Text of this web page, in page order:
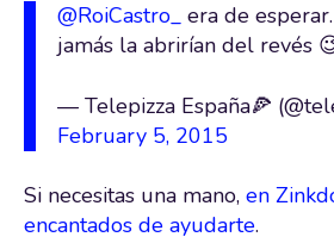
@RoiCastro_ era de
jamás la abrirían del revés
— Telepizza España🍕
February 5, 2015
Si necesitas una mano, en
encantados de ayudarte.